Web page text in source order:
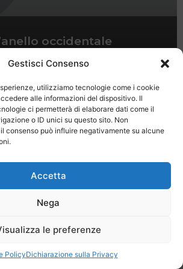
Gestisci Consenso
utilizziamo tecnologie come i cookie
alle informazioni del dispositivo. Il
ci permetterà di elaborare dati come il
o ID unici su questo sito. Non
consenso può influire negativamente su alcune
Accetta
Nega
le preferenze
PolicyDichiarazione sulla Privacy
occidentale
Registrati Contatti
LAST MINUTE - SH WEB